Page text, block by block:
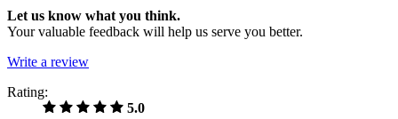
Let us know what you think.
Your valuable feedback will help us serve you better.
Write a review
Rating:
5.0